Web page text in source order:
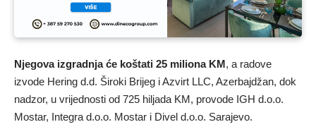
Njegova izgradnja će koštati 25 miliona KM, a radove
izvode Hering d.d. Široki Brijeg i Azvirt LLC, Azerbajdžan, dok
nadzor, u vrijednosti od 725 hiljada KM, provode IGH d.o.o.
Mostar, Integra d.o.o. Mostar i Divel d.o.o. Sarajevo.